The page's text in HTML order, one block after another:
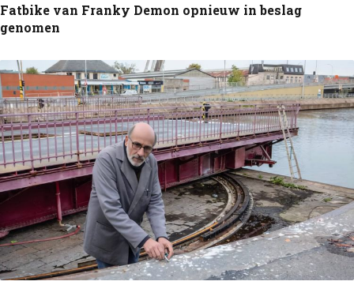
Fatbike van Franky Demon opnieuw in beslag
genomen